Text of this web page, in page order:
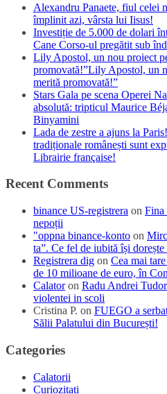
Alexandru Panaete, fiul celei
împlinit azi, vârsta lui Iisus!
Investiție de 5.000 de dolari
Cane Corso-ul pregătit sub
Lily Apostol, un nou proiect
promovată!”Lily Apostol, un
merită promovată!”
Stars Gala pe scena Operei
absolută: tripticul Maurice
Binyamini
Lada de zestre a ajuns la
tradiționale românești sunt
Librairie française!
Recent Comments
binance US-registrera on Fina
nepoții
"oppna binance-konto on
ta”. Ce fel de iubită își
Registrera dig on Cea mai
de 10 milioane de euro, în
Calatoron Radu Andrei
violentei in scoli
Cristina P. on FUEGO a
Sălii Palatului din București!
Categories
Calatorii
Curiozitati